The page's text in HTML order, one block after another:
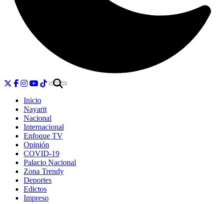
Inicio
Nayarit
Nacional
Internacional
Enfoque TV
Opinión
COVID-19
Palacio Nacional
Zona Trendy
Deportes
Edictos
Impreso